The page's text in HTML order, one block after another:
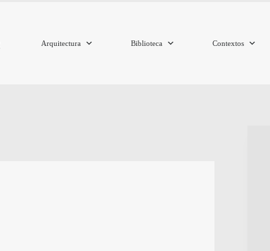
Arquitectura Biblioteca Contextos